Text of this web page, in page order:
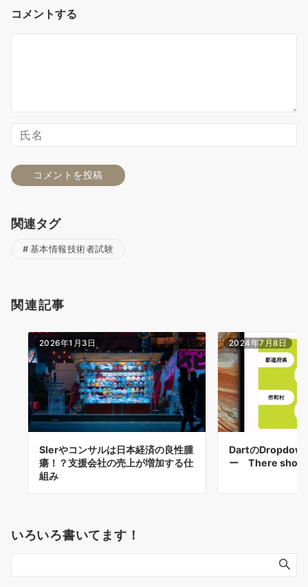
コメントする
関連タグ
基本情報技術者試験
関連記事
2026年1月3日
SIerやコンサルは日本経済の良性腫
瘍！？支援会社の売上が増加する仕
組み
2024年7月8日
Dartの
ー There
いろいろ書いてます！